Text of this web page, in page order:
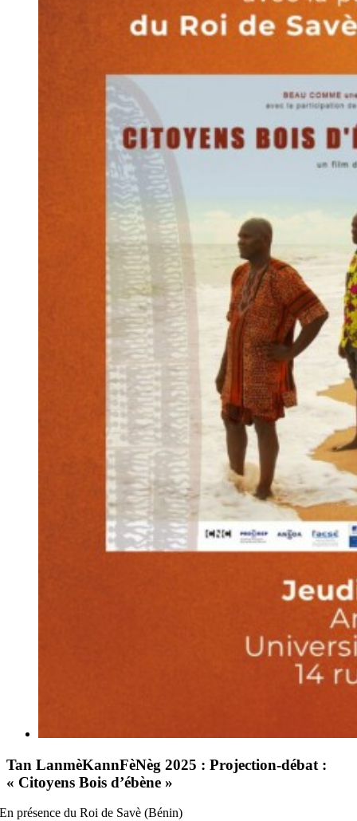
Tan LanmèKannFèNèg 2025 : Projection-débat :
« Citoyens Bois d’ébène »
En présence du Roi de Savè (Bénin)